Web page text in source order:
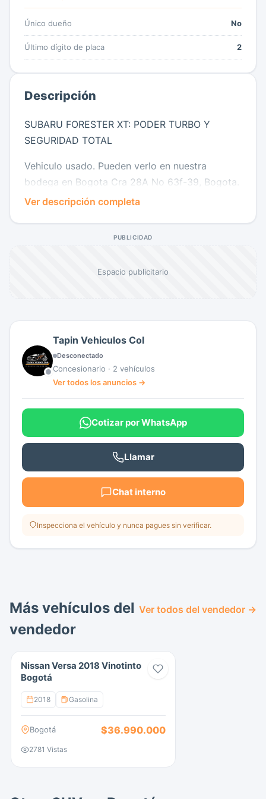
Único dueño No
Último dígito de placa 2
Descripción
SUBARU FORESTER XT: PODER TURBO Y
SEGURIDAD TOTAL
Vehiculo usado. Pueden verlo en nuestra
bodega en Bogota Cra 28A No 63f-39, Bogota.
Valor de Venta: $ 80.500.000
Valor comercial promedio: $95.000.000 aprox.
AHORRO DIRECTO: $ 14.500.000 (Precio de
Motor: 2.0 Turbo
Transmision: Automatica (CVT)
Placas: Bogota
SOAT: Nuevo
Tecnomecanica: Nueva
Condicion: Vehiculo usado
traccion Symmetrical AWD, ideal para cualquier
Llevate una de las mejores SUV del mercado
con un ahorro real de mas de 11 millones frente
Ver descripción completa
PUBLICIDAD
Espacio publicitario
Tapin Vehiculos Col
Desconectado
Concesionario · 2 vehículos
Ver todos los anuncios →
Cotizar por WhatsApp
Llamar
Chat interno
Inspecciona el vehículo y nunca pagues sin verificar.
Más vehículos del
vendedor
Ver todos del vendedor →
Nissan Versa 2018 Vinotinto
Bogotá
2018 Gasolina
Bogotá $36.990.000
2781 Vistas